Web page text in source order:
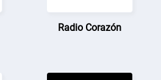
Radio Corazón